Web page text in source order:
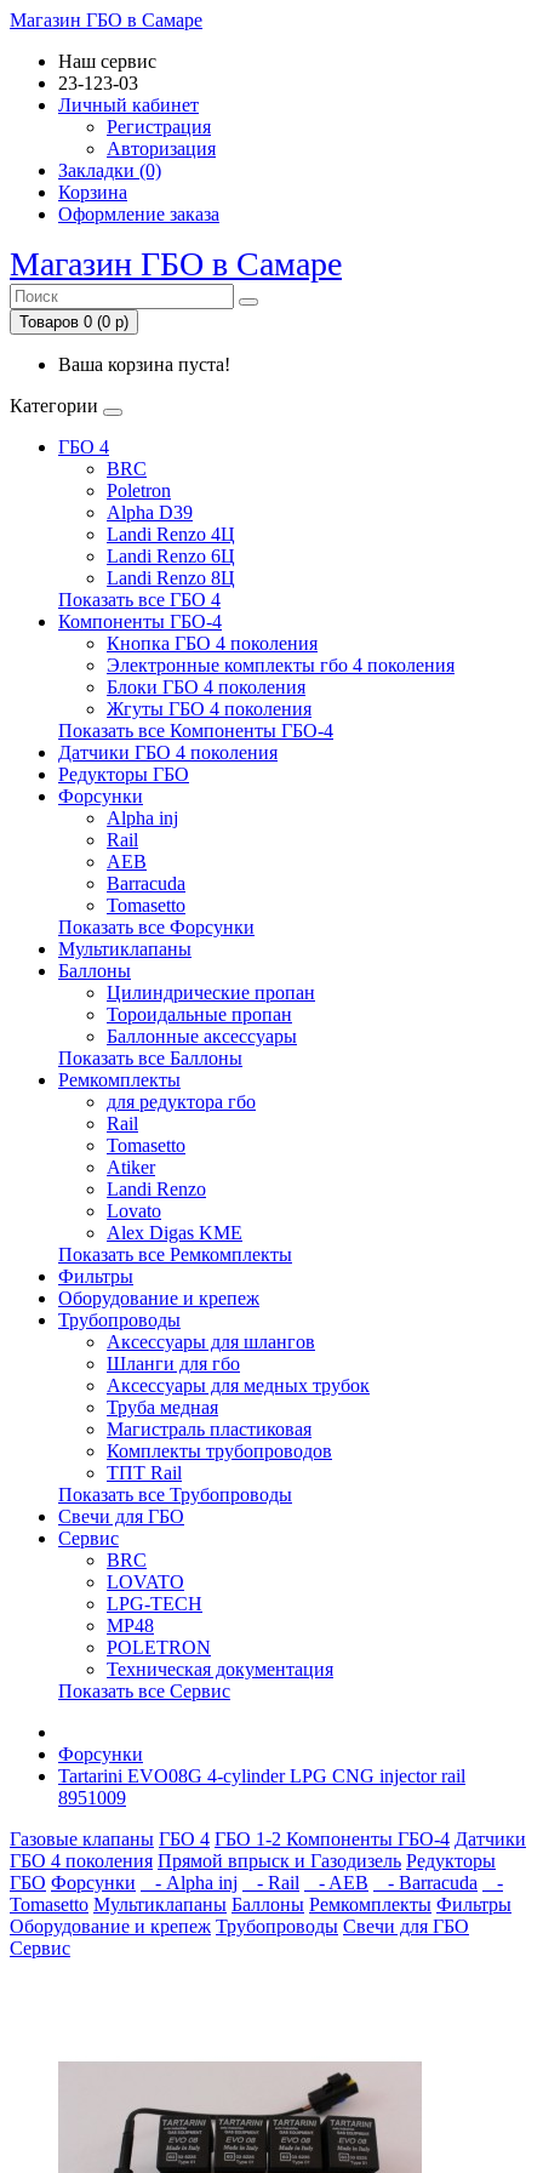
Магазин ГБО в Самаре
Наш сервис
23-123-03
Личный кабинет
Регистрация
Авторизация
Закладки (0)
Корзина
Оформление заказа
Магазин ГБО в Самаре
Товаров 0 (0 р)
Ваша корзина пуста!
Категории
ГБО 4
BRC
Poletron
Alpha D39
Landi Renzo 4Ц
Landi Renzo 6Ц
Landi Renzo 8Ц
Показать все ГБО 4
Компоненты ГБО-4
Кнопка ГБО 4 поколения
Электронные комплекты гбо 4 поколения
Блоки ГБО 4 поколения
Жгуты ГБО 4 поколения
Показать все Компоненты ГБО-4
Датчики ГБО 4 поколения
Редукторы ГБО
Форсунки
Alpha inj
Rail
AEB
Barracuda
Tomasetto
Показать все Форсунки
Мультиклапаны
Баллоны
Цилиндрические пропан
Тороидальные пропан
Баллонные аксессуары
Показать все Баллоны
Ремкомплекты
для редуктора гбо
Rail
Tomasetto
Atiker
Landi Renzo
Lovato
Alex Digas KME
Показать все Ремкомплекты
Фильтры
Оборудование и крепеж
Трубопроводы
Аксессуары для шлангов
Шланги для гбо
Аксессуары для медных трубок
Труба медная
Магистраль пластиковая
Комплекты трубопроводов
ТПТ Rail
Показать все Трубопроводы
Свечи для ГБО
Сервис
BRC
LOVATO
LPG-TECH
MP48
POLETRON
Техническая документация
Показать все Сервис
Форсунки
Tartarini EVO08G 4-cylinder LPG CNG injector rail
8951009
Газовые клапаны ГБО 4 ГБО 1-2 Компоненты ГБО-4 Датчики
ГБО 4 поколения Прямой впрыск и Газодизель Редукторы
ГБО Форсунки - Alpha inj - Rail - AEB - Barracuda
-
Tomasetto Мультиклапаны Баллоны Ремкомплекты Фильтры
Оборудование и крепеж Трубопроводы Свечи для ГБО
Сервис